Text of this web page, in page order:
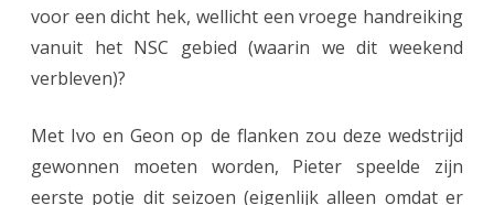
,
c
h
voor een dicht hek, wellicht een vroege handreiking
vanuit het NSC gebied (waarin we dit weekend
verbleven)?
Met Ivo en Geon op de flanken zou deze wedstrijd
gewonnen moeten worden, Pieter speelde zijn
eerste potje dit seizoen (eigenlijk alleen omdat er